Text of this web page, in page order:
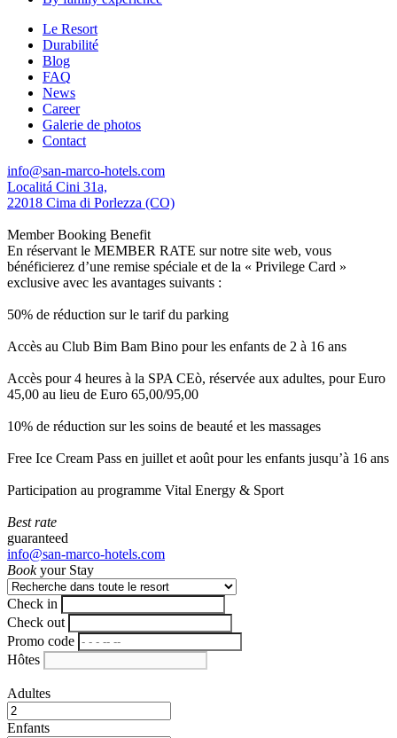
Le Resort
Durabilité
Blog
FAQ
News
Career
Galerie de photos
Contact
info@san-marco-hotels.com
Localitá Cini 31a,
22018 Cima di Porlezza (CO)
Member Booking Benefit
En réservant le MEMBER RATE sur notre site web, vous
bénéficierez d’une remise spéciale et de la « Privilege Card »
exclusive avec les avantages suivants :
50% de réduction sur le tarif du parking
Accès au Club Bim Bam Bino pour les enfants de 2 à 16 ans
Accès pour 4 heures à la SPA CEò, réservée aux adultes, pour Euro
45,00 au lieu de Euro 65,00/95,00
10% de réduction sur les soins de beauté et les massages
Free Ice Cream Pass en juillet et août pour les enfants jusqu’à 16 ans
Participation au programme Vital Energy & Sport
Best rate
guaranteed
info@san-marco-hotels.com
Bookyour Stay
Check in
Check out
Promo code
Hôtes
Adultes
Enfants